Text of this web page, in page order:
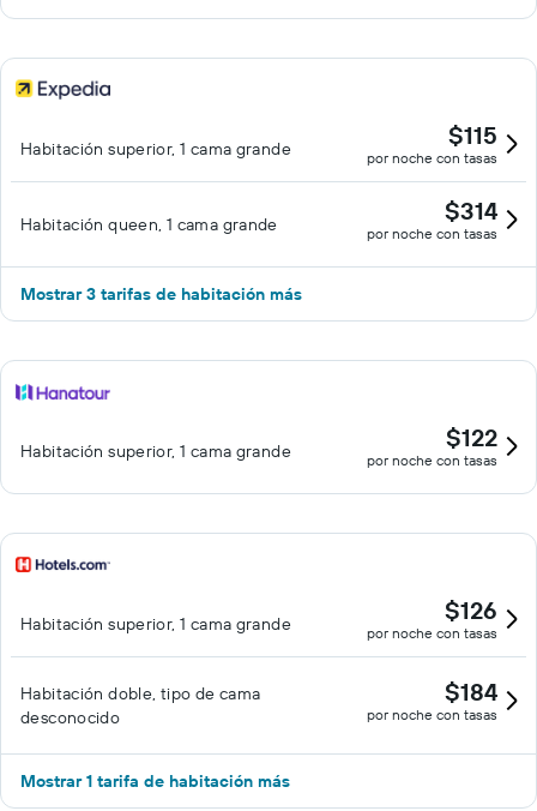
Habitación superior, 1 cama grande $115
por noche con tasas
Habitación queen, 1 cama grande $314
por noche con tasas
Mostrar 3 tarifas de habitación más
Habitación superior, 1 cama grande $122
por noche con tasas
Habitación superior, 1 cama grande $126
por noche con tasas
Habitación doble, tipo de cama
desconocido
$184
por noche con tasas
Mostrar 1 tarifa de habitación más